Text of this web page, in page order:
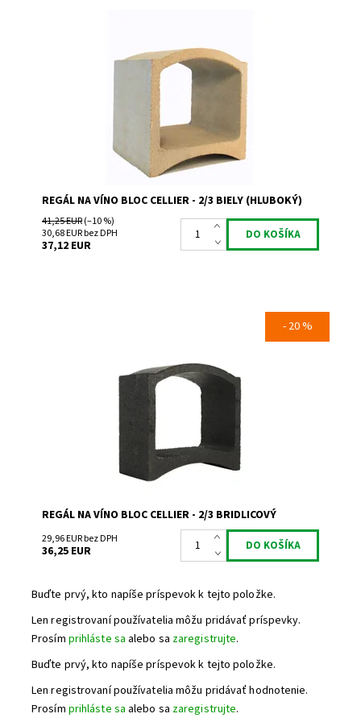
Skladem 1
TBL
Bloc Cellier
REGÁL NA VÍNO BLOC CELLIER - 2/3 BIELY (HLUBOKÝ)
41,25 EUR(–10 %)
30,68 EUR bez DPH
37,12 EUR
- 20 %
Skladem 1
TA
Bloc Cellier
REGÁL NA VÍNO BLOC CELLIER - 2/3 BRIDLICOVÝ
29,96 EUR bez DPH
36,25 EUR
Buďte prvý, kto napíše príspevok k tejto položke.
Len registrovaní používatelia môžu pridávať príspevky.
Prosím prihláste sa alebo sa zaregistrujte.
Buďte prvý, kto napíše príspevok k tejto položke.
Len registrovaní používatelia môžu pridávať hodnotenie.
Prosím prihláste sa alebo sa zaregistrujte.